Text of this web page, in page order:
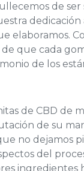
de
dedicación
elaboramos.
de que cada
de los
de CBD de
de su
no dejamos
del
ingredientes